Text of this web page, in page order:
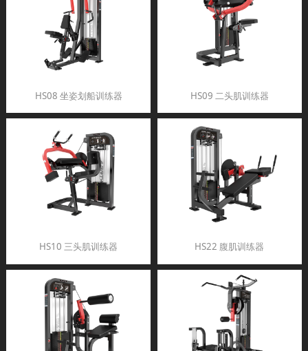
HS08 坐姿划船训练器 HS09 二头肌训练器
HS10 三头肌训练器 HS22 腹肌训练器